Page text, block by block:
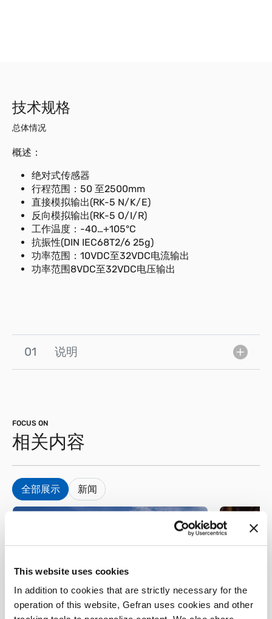
This website uses cookies
In addition to cookies that are strictly necessary for the
operation of this website, Gefran uses cookies and other
技术规格
总体情况
概述：
绝对式传感器
行程范围：50 至2500mm
直接模拟输出(RK-5 N/K/E)
反向模拟输出(RK-5 O/I/R)
工作温度：-40…+105°C
抗振性(DIN IEC68T2/6 25g)
功率范围：10VDC至32VDC电流输出
功率范围8VDC至32VDC电压输出
01 说明
FOCUS ON
相关内容
全部展示 新闻
移动式液压装置